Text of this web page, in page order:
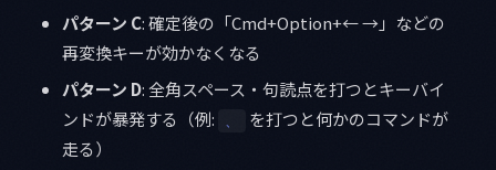
パターン C: 確定後の「Cmd+Option+← →」などの
再変換キーが効かなくなる
パターン D: 全角スペース・句読点を打つとキーバイ
ンドが暴発する（例:
、
を打つと何かのコマンドが
走る）